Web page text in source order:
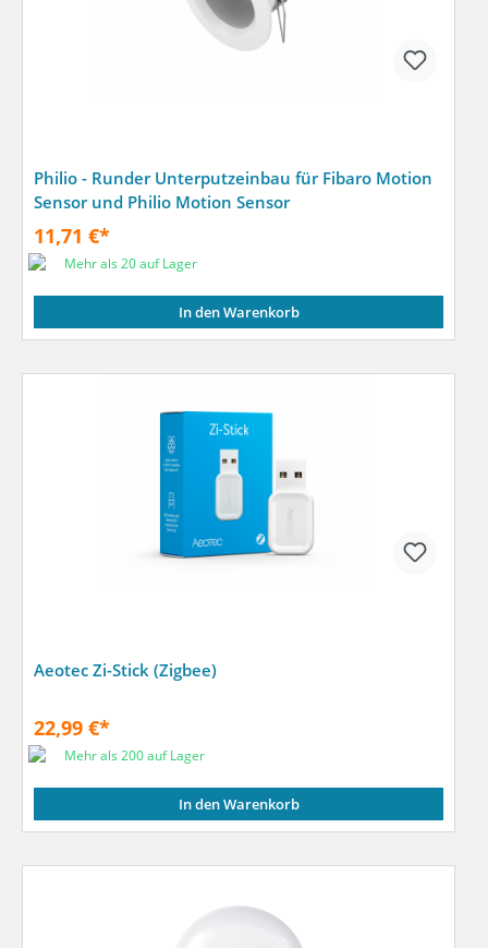
Philio - Runder Unterputzeinbau für Fibaro Motion
Sensor und Philio Motion Sensor
11,71 €*
Mehr als 20 auf Lager
In den Warenkorb
Aeotec Zi-Stick (Zigbee)
22,99 €*
Mehr als 200 auf Lager
In den Warenkorb